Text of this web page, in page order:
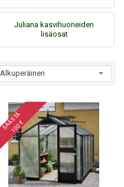
Juliana kasvihuoneiden
lisäosat
S
Ä
Ä
S
T
Ä
1
0
0
€